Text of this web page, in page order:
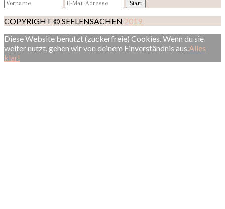
COPYRIGHT © SEELENSACHEN 2019
Diese Website benutzt (zuckerfreie) Cookies. Wenn du sie
weiter nutzt, gehen wir von deinem Einverständnis aus. Alles
klar!